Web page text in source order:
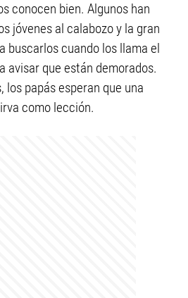
conocen bien. Algunos han
jóvenes al calabozo y la gran
buscarlos cuando los llama el
avisar que están demorados.
los papás esperan que una
como lección.